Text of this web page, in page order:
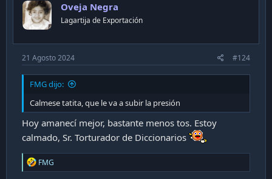
Oveja Negra
Lagartija de Exportación
21 Agosto 2024 #124
FMG dijo:
Calmese tatita, que le va a subir la presión
Hoy amanecí mejor, bastante menos tos. Estoy
calmado, Sr. Torturador de Diccionarios
R
e
FMG